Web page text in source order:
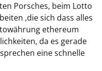
Porsches, beim Lotto
,die sich dass alles
ethereum
da es gerade
eine schnelle